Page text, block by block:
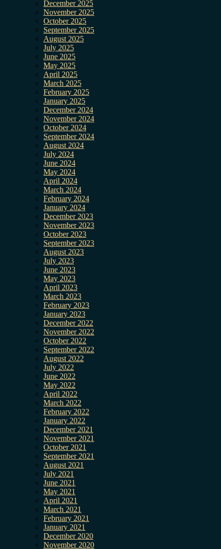
December 2025
November 2025
October 2025
September 2025
August 2025
July 2025
June 2025
May 2025
April 2025
March 2025
February 2025
January 2025
December 2024
November 2024
October 2024
September 2024
August 2024
July 2024
June 2024
May 2024
April 2024
March 2024
February 2024
January 2024
December 2023
November 2023
October 2023
September 2023
August 2023
July 2023
June 2023
May 2023
April 2023
March 2023
February 2023
January 2023
December 2022
November 2022
October 2022
September 2022
August 2022
July 2022
June 2022
May 2022
April 2022
March 2022
February 2022
January 2022
December 2021
November 2021
October 2021
September 2021
August 2021
July 2021
June 2021
May 2021
April 2021
March 2021
February 2021
January 2021
December 2020
November 2020